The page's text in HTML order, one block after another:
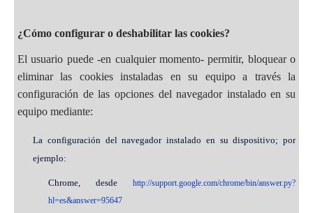
¿Cómo configurar o deshabilitar las cookies?
El usuario puede -en cualquier momento- permitir, bloquear o
eliminar las cookies instaladas en su equipo a través la
configuración de las opciones del navegador instalado en su
equipo mediante:
La configuración del navegador instalado en su dispositivo; por
ejemplo:
Chrome, desde http://support.google.com/chrome/bin/answer.py?
hl=es&answer=95647